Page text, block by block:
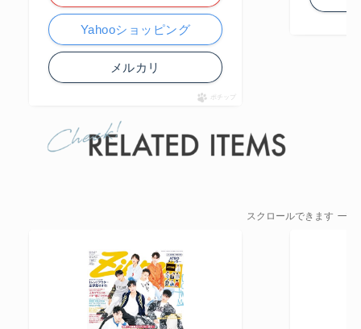
Yahooショッピング
メルカリ
ポチップ
スクロールできます